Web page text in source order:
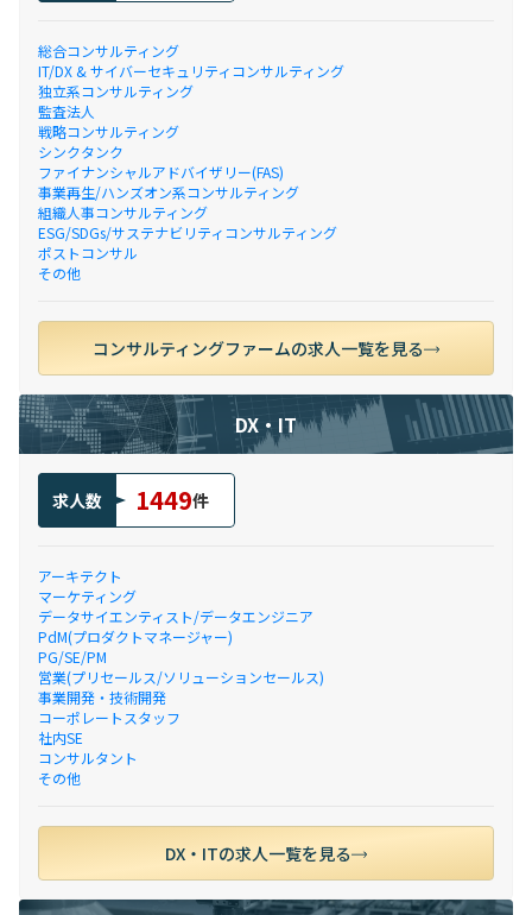
総合コンサルティング
IT/DX & サイバーセキュリティコンサルティング
独立系コンサルティング
監査法人
戦略コンサルティング
シンクタンク
ファイナンシャルアドバイザリー(FAS)
事業再生/ハンズオン系コンサルティング
組織人事コンサルティング
ESG/SDGs/サステナビリティコンサルティング
ポストコンサル
その他
コンサルティングファームの求人一覧を見る
DX・IT
求人数 1449件
アーキテクト
マーケティング
データサイエンティスト/データエンジニア
PdM(プロダクトマネージャー)
PG/SE/PM
営業(プリセールス/ソリューションセールス)
事業開発・技術開発
コーポレートスタッフ
社内SE
コンサルタント
その他
DX・ITの求人一覧を見る